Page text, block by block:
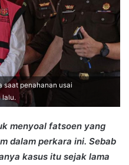
saat penahanan usai
lalu.
menyoal fatsoen yang
dalam perkara ini. Sebab
kasus itu sejak lama